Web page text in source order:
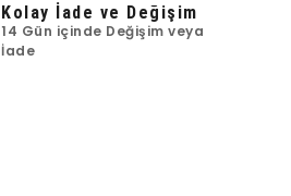
Kolay İade ve Değişim
14 Gün içinde Değişim veya
İade